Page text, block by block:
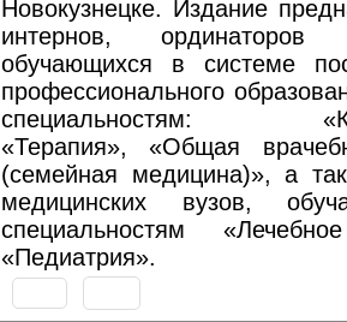
Новокузнецке. Издание
интернов,
обучающихся в системе
профессионального
специальностям:
«Терапия», «Общая
(семейная медицина)», а
медицинских вузов,
специальностям
«Педиатрия».